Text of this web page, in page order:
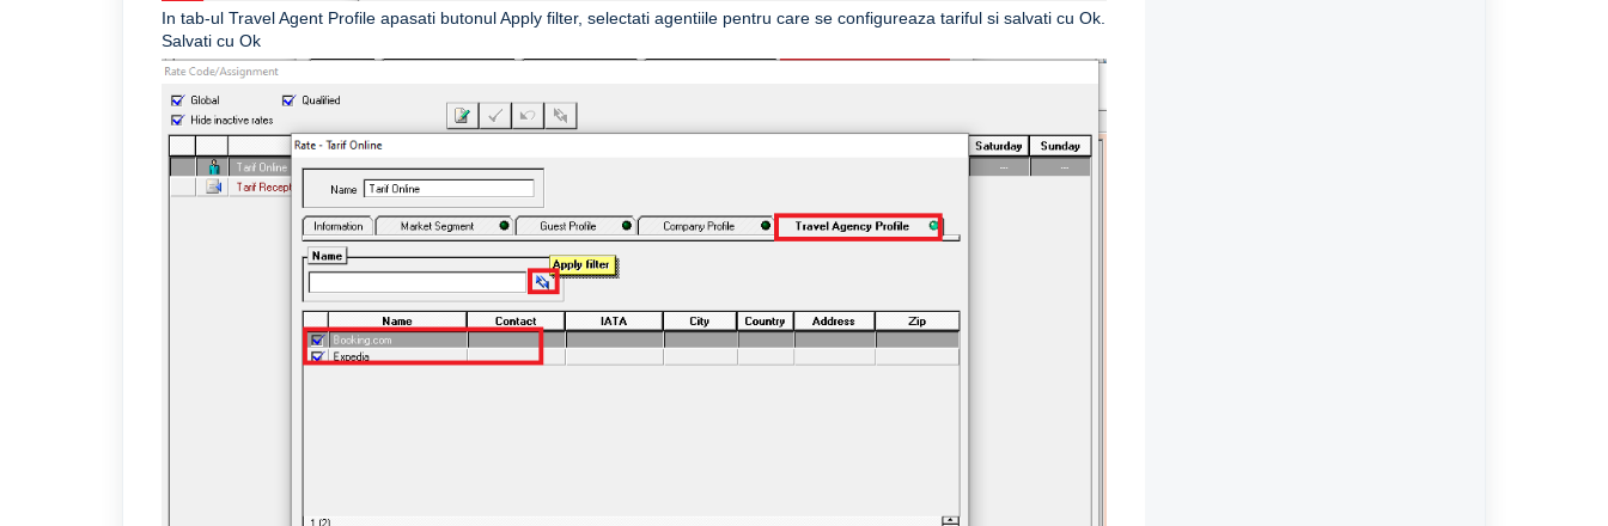
In tab-ul Travel Agent Profile apasati butonul Apply filter, selectati agentiile pentru care se configureaza tariful si salvati cu Ok.
Salvati cu Ok